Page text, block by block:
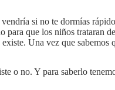
si no te dormías
que los niños trataran
Una vez que sabemos
o no. Y para saberlo